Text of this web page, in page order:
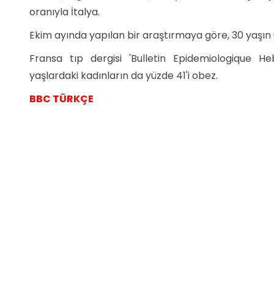
oranıyla İtalya.
Ekim ayında yapılan bir araştırmaya göre, 30
Fransa tıp dergisi 'Bulletin Epidemiologique
yaşlardaki kadınların da yüzde 41'i obez.
BBC TÜRKÇE